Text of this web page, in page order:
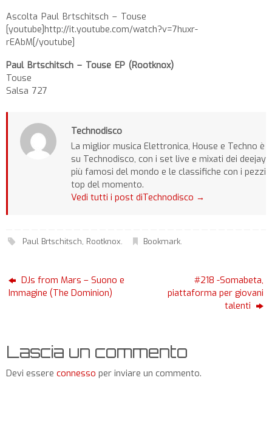
Ascolta Paul Brtschitsch – Touse
[youtube]http://it.youtube.com/watch?v=7huxr-
rEAbM[/youtube]
Paul Brtschitsch – Touse EP (Rootknox)
Touse
Salsa 727
Technodisco
La miglior musica Elettronica, House e Techno è
su Technodisco, con i set live e mixati dei deejay
più famosi del mondo e le classifiche con i pezzi
top del momento.
Vedi tutti i post diTechnodisco →
Paul Brtschitsch, Rootknox. Bookmark.
DJs from Mars – Suono e
Immagine (The Dominion)
#218 -Somabeta,
piattaforma per giovani
talenti
Lascia un commento
Devi essere connesso per inviare un commento.